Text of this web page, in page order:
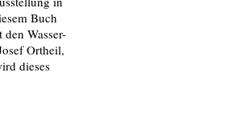
Buch
Wasser-
Ortheil,
dieses